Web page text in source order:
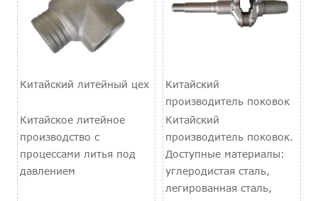
Китайский литейный цех
Китайское литейное
производство с
процессами литья под
давлением
Китайский
производитель поковок
Китайский
производитель поковок.
Доступные материалы:
углеродистая сталь,
легированная сталь,